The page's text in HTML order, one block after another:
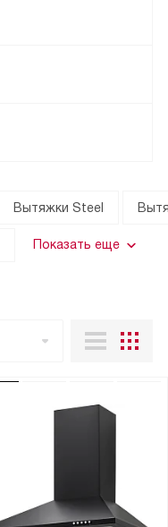
Вытяжки Steel
Показать еще